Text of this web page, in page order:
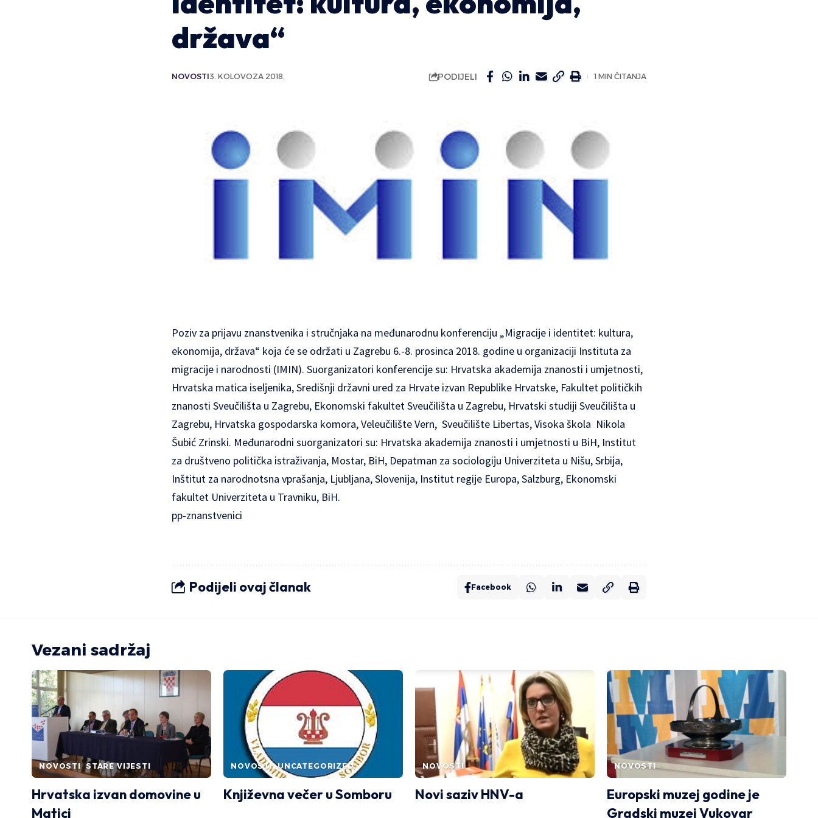
država“
NOVOSTI3. KOLOVOZA 2018. PODIJELI 1 MIN ČITANJA
Poziv za prijavu znanstvenika i stručnjaka na međunarodnu konferenciju „Migracije i identitet: kultura,
ekonomija, država“ koja će se održati u Zagrebu 6.-8. prosinca 2018. godine u organizaciji Instituta za
migracije i narodnosti (IMIN). Suorganizatori konferencije su: Hrvatska akademija znanosti i umjetnosti,
Hrvatska matica iseljenika, Središnji državni ured za Hrvate izvan Republike Hrvatske, Fakultet političkih
znanosti Sveučilišta u Zagrebu, Ekonomski fakultet Sveučilišta u Zagrebu, Hrvatski studiji Sveučilišta u
Zagrebu, Hrvatska gospodarska komora, Veleučilište Vern, Sveučilište Libertas, Visoka škola Nikola
Šubić Zrinski. Međunarodni suorganizatori su: Hrvatska akademija znanosti i umjetnosti u BiH, Institut
za društveno politička istraživanja, Mostar, BiH, Depatman za sociologiju Univerziteta u Nišu, Srbija,
Inštitut za narodnotsna vprašanja, Ljubljana, Slovenija, Institut regije Europa, Salzburg, Ekonomski
fakultet Univerziteta u Travniku, BiH.
pp-znanstvenici
Podijeli ovaj članak Facebook
Vezani sadržaj
NOVOSTI STARE VIJESTI
Hrvatska izvan domovine u
Matici
NOVOSTI UNCATEGORIZED
Književna večer u Somboru
NOVOSTI
Novi saziv HNV-a
NOVOSTI
Europski muzej godine je
Gradski muzej Vukovar